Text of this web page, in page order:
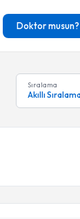
Doktor musun?
Sıralama
Akıllı